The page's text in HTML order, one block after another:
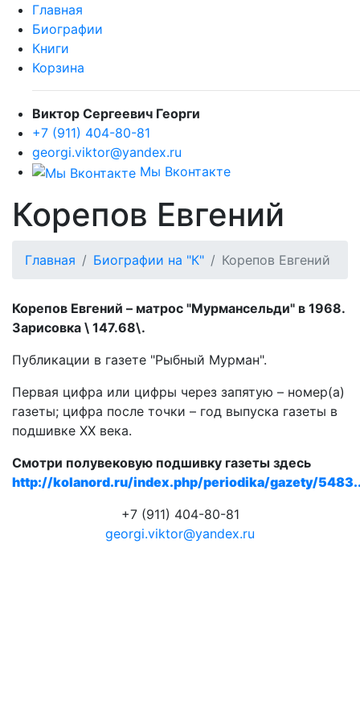
Главная
Биографии
Книги
Корзина
Виктор Сергеевич Георги
+7 (911) 404-80-81
georgi.viktor@yandex.ru
Мы Вконтакте
Корепов Евгений
Главная Биографии на "К" Корепов Евгений
Корепов Евгений – матрос "Мурмансельди" в 1968.
Зарисовка \ 147.68\.
Публикации в газете "Рыбный Мурман".
Первая цифра или цифры через запятую – номер(а)
газеты; цифра после точки – год выпуска газеты в
подшивке ХХ века.
Смотри полувековую подшивку газеты здесь
http://kolanord.ru/index.php/periodika/gazety/
+7 (911) 404-80-81
georgi.viktor@yandex.ru